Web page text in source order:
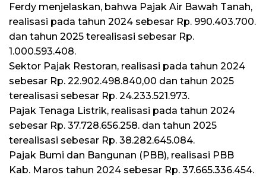
Ferdy menjelaskan, bahwa Pajak Air Bawah Tanah,
realisasi pada tahun 2024 sebesar Rp. 990.403.700.
dan tahun 2025 terealisasi sebesar Rp.
1.000.593.408.
Sektor Pajak Restoran, realisasi pada tahun 2024
sebesar Rp. 22.902.498.840,00 dan tahun 2025
terealisasi sebesar Rp. 24.233.521.973.
Pajak Tenaga Listrik, realisasi pada tahun 2024
sebesar Rp. 37.728.656.258. dan tahun 2025
terealisasi sebesar Rp. 38.282.645.084.
Pajak Bumi dan Bangunan (PBB), realisasi PBB
Kab. Maros tahun 2024 sebesar Rp. 37.665.336.454.